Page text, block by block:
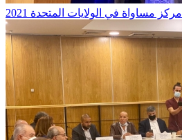
مركز مساواة في الولايات المتحدة 2021